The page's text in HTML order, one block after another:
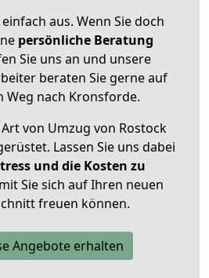
aus. Wenn Sie doch
persönliche Beratung
Sie uns an und unsere
beraten Sie gerne auf
Weg nach Kronsforde.
von Umzug von Rostock
Lassen Sie uns dabei
und die Kosten zu
Sie sich auf Ihren neuen
freuen können.
Angebote erhalten